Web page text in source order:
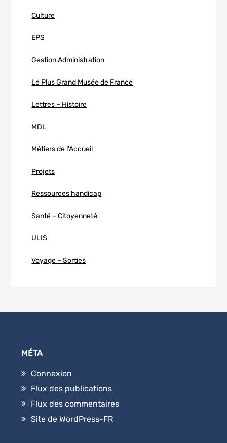
Culture
EPS
Gestion Administration
Le Plus Grand Musée de France
Lettres – Histoire
MDL
Métiers de l'Accueil
Projets
Ressources handicap
Santé – Citoyenneté
ULIS
Voyage – Sorties
MÉTA
Connexion
Flux des publications
Flux des commentaires
Site de WordPress-FR